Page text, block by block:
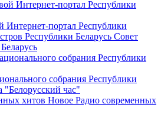
портал Республики
Совет
собрания Республики
"Белорусский час"
Новое Радио современных